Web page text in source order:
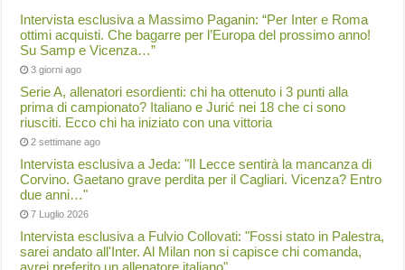
Intervista esclusiva a Massimo Paganin: “Per Inter e Roma
ottimi acquisti. Che bagarre per l’Europa del prossimo anno!
Su Samp e Vicenza…”
3 giorni ago
Serie A, allenatori esordienti: chi ha ottenuto i 3 punti alla
prima di campionato? Italiano e Jurić nei 18 che ci sono
riusciti. Ecco chi ha iniziato con una vittoria
2 settimane ago
Intervista esclusiva a Jeda: "Il Lecce sentirà la mancanza di
Corvino. Gaetano grave perdita per il Cagliari. Vicenza? Entro
due anni…"
7 Luglio 2026
Intervista esclusiva a Fulvio Collovati: "Fossi stato in Palestra,
sarei andato all'Inter. Al Milan non si capisce chi comanda,
avrei preferito un allenatore italiano"